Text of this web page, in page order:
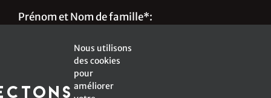
Prénom et Nom de famille*:
Nous utilisons
des cookies
pour
améliorer